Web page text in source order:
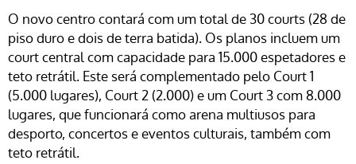
O novo centro contará com um total de 30 courts (28 de
piso duro e dois de terra batida). Os planos incluem um
court central com capacidade para 15.000 espetadores e
teto retrátil. Este será complementado pelo Court 1
(5.000 lugares), Court 2 (2.000) e um Court 3 com 8.000
lugares, que funcionará como arena multiusos para
desporto, concertos e eventos culturais, também com
teto retrátil.